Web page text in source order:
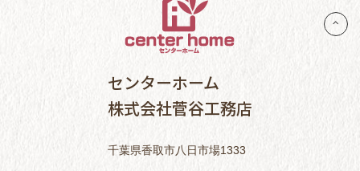
センターホーム
株式会社菅谷工務店
千葉県香取市八日市場1333